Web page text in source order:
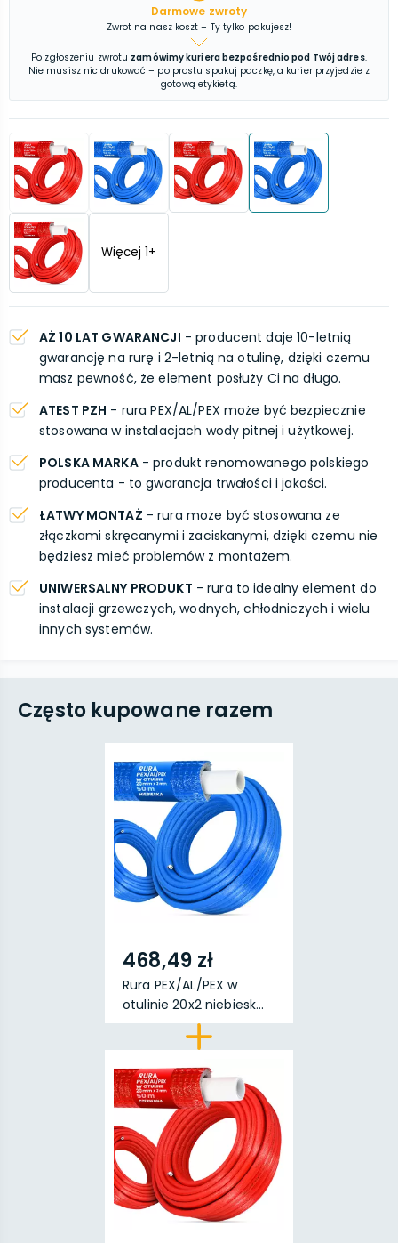
Darmowe zwroty
Zwrot na nasz koszt – Ty tylko pakujesz!
Po zgłoszeniu zwrotu zamówimy kuriera bezpośrednio pod Twój adres.
Nie musisz nic drukować – po prostu spakuj paczkę, a kurier przyjedzie z
gotową etykietą.
Więcej 1+
AŻ 10 LAT GWARANCJI - producent daje 10-letnią
gwarancję na rurę i 2-letnią na otulinę, dzięki czemu
masz pewność, że element posłuży Ci na długo.
ATEST PZH - rura PEX/AL/PEX może być bezpiecznie
stosowana w instalacjach wody pitnej i użytkowej.
POLSKA MARKA- produkt renomowanego polskiego
producenta - to gwarancja trwałości i jakości.
ŁATWY MONTAŻ - rura może być stosowana ze
złączkami skręcanymi i zaciskanymi, dzięki czemu nie
będziesz mieć problemów z montażem.
UNIWERSALNY PRODUKT - rura to idealny element do
instalacji grzewczych, wodnych, chłodniczych i wielu
innych systemów.
Często kupowane razem
468,49 zł
Rura PEX/AL/PEX w
otulinie 20x2 niebiesk...